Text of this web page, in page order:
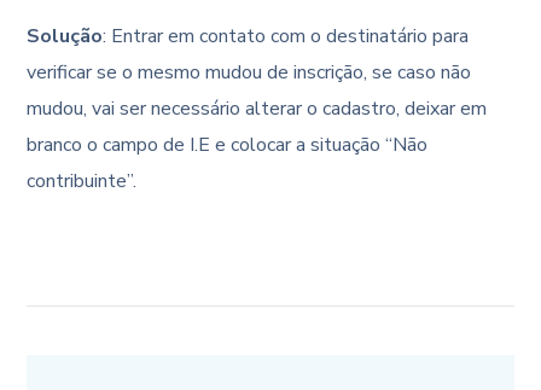
Solução: Entrar em contato com o destinatário para
verificar se o mesmo mudou de inscrição, se caso não
mudou, vai ser necessário alterar o cadastro, deixar em
branco o campo de I.E e colocar a situação “Não
contribuinte”.